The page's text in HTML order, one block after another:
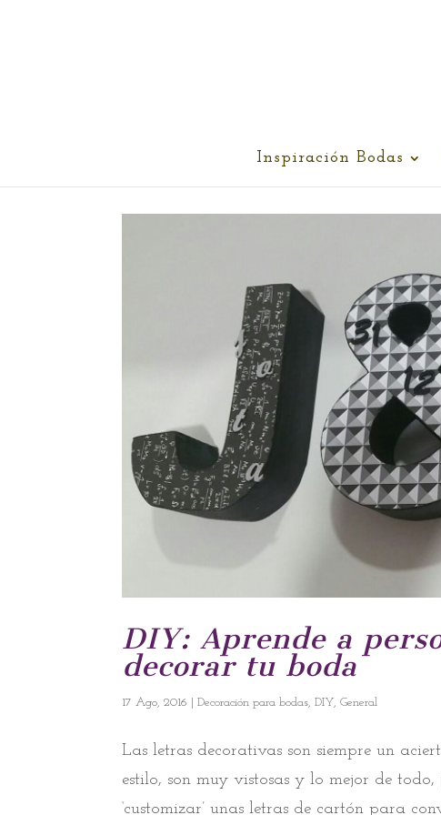
Inspiración Bodas
DIY: Aprende a
decorar tu boda
17 Ago, 2016 |Decoración para bodas,DIY,General
Las letras decorativas son siempre un
estilo, son muy vistosas y lo mejor de todo,
‘customizar’ unas letras de cartón para